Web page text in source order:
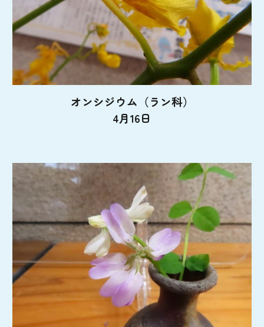
オンシジウム（ラン科）
4月16日